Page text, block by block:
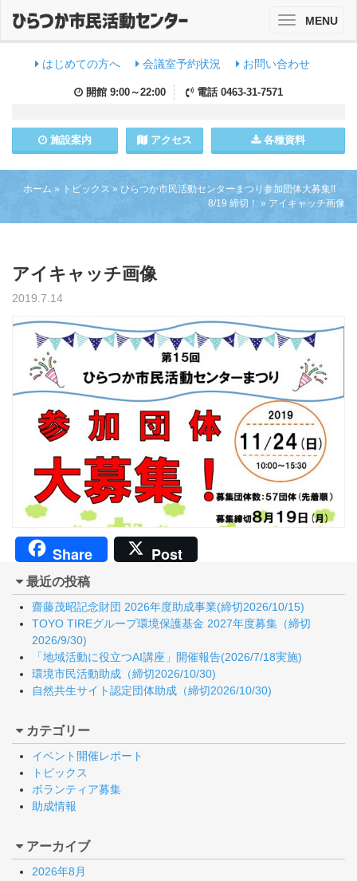
はじめての方へ 会議室予約状況 お問い合わせ
開館 9:00～22:00 電話 0463-31-7571
施設案内 アクセス 各種資料
ToggleMENU
ホーム » トピックス » ひらつか市民活動センターまつり参加団体大募集!!
8/19 締切！ » アイキャッチ画像
アイキャッチ画像
2019.7.14
Share Post
最近の投稿
齋藤茂昭記念財団 2026年度助成事業(締切2026/10/15)
TOYO TIREグループ環境保護基金 2027年度募集（締切
2026/9/30)
「地域活動に役立つAI講座」開催報告(2026/7/18実施)
環境市民活動助成（締切2026/10/30)
自然共生サイト認定団体助成（締切2026/10/30)
カテゴリー
イベント開催レポート
トピックス
ボランティア募集
助成情報
アーカイブ
2026年8月